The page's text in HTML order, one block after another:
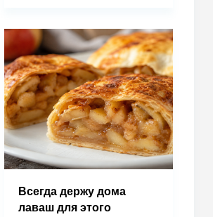
Всегда держу дома
лаваш для этого